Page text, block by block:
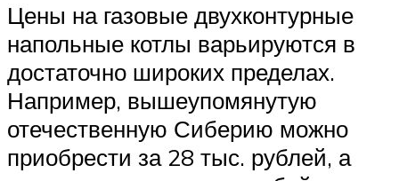
Цены на газовые двухконтурные
напольные котлы варьируются в
достаточно широких пределах.
Например, вышеупомянутую
отечественную Сиберию можно
приобрести за 28 тыс. рублей, а